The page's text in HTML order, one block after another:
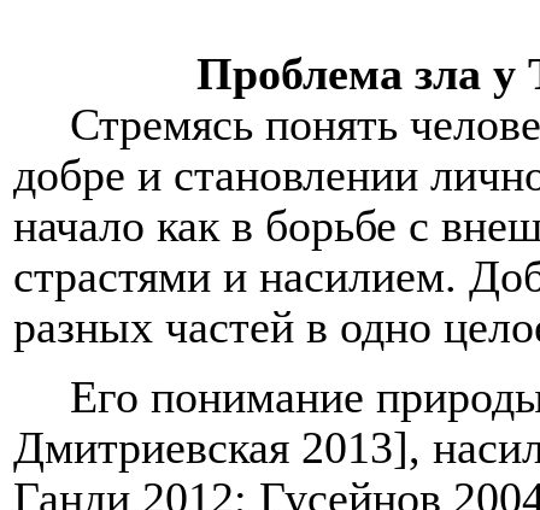
Проблема зла у
Стремясь понять
добре и становлении
начало как в борьбе с
страстями и насилием.
разных частей в одно
Его понимание
Дмитриевская 2013],
Ганди 2012; Гусейнов